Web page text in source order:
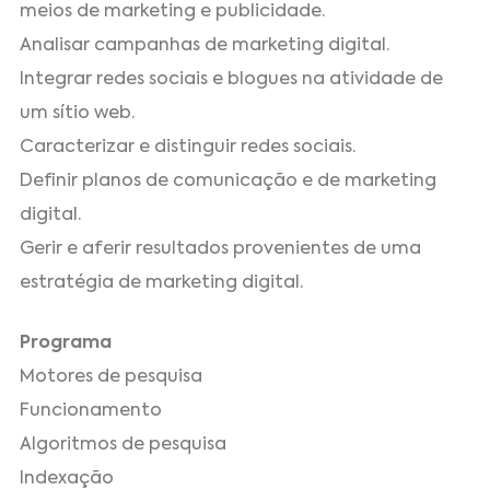
meios de marketing e publicidade.
Analisar campanhas de marketing digital.
Integrar redes sociais e blogues na atividade de
um sítio web.
Caracterizar e distinguir redes sociais.
Definir planos de comunicação e de marketing
digital.
Gerir e aferir resultados provenientes de uma
estratégia de marketing digital.
Programa
Motores de pesquisa
Funcionamento
Algoritmos de pesquisa
Indexação